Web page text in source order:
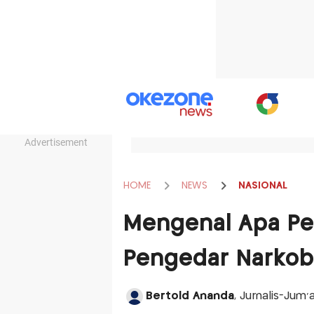
Advertisement
HOME NEWS NASIONAL
Mengenal Apa
Pengedar
Bertold Ananda, Jurnalis-